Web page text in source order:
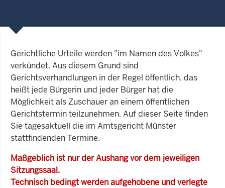
Gerichtliche Urteile werden "im Namen des Volkes"
verkündet. Aus diesem Grund sind
Gerichtsverhandlungen in der Regel öffentlich, das
heißt jede Bürgerin und jeder Bürger hat die
Möglichkeit als Zuschauer an einem öffentlichen
Gerichtstermin teilzunehmen. Auf dieser Seite finden
Sie tagesaktuell die im Amtsgericht Münster
stattfindenden Termine.
Maßgeblich ist nur der Aushang vor dem jeweiligen
Sitzungssaal.
Technisch bedingt werden aufgehobene und verlegte